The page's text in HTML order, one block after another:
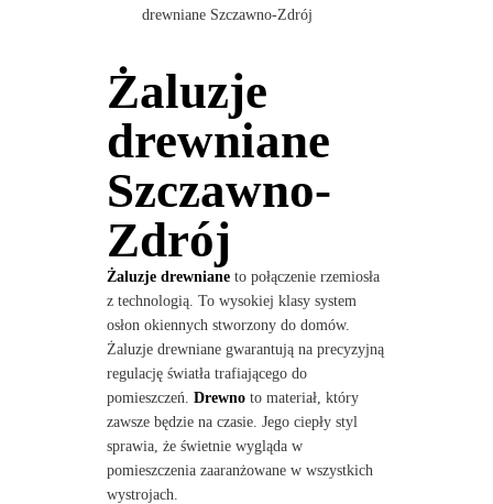
drewniane Szczawno-Zdrój
Żaluzje
drewniane
Szczawno-
Zdrój
Żaluzje drewnianeto połączenie rzemiosła
z technologią. To wysokiej klasy system
osłon okiennych stworzony do domów.
Żaluzje drewniane gwarantują na precyzyjną
regulację światła trafiającego do
pomieszczeń. Drewnoto materiał, który
zawsze będzie na czasie. Jego ciepły styl
sprawia, że świetnie wygląda w
pomieszczenia zaaranżowane w wszystkich
wystrojach.